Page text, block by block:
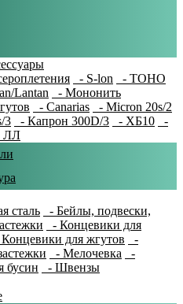
- S-lon
- TOHO
Lantan
- Мононить
- Canarias
- Micron 20s/2
3
- Капрон 300D/3 - ХБ10
-
ЛЛ
сталь
- Бейлы, подвески,
- Концевики для
для жгутов
-
- Мелочевка
-
бусин
- Швензы